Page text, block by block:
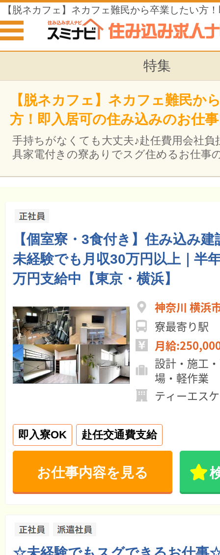
【脱ネカフェ】ネカフェ難民から卒業したい方
込みのお仕事
特集
【脱ネカフェ】ネカフェ難民か
方！即入居可の住み込みのお仕事
手持ちがなくても大丈夫♪赴任費用会社負
具家電付きの寮ありでスグ住めるお仕事
【個室寮・3食付き】住み込み
未経験でも月収30万円以上｜半
万円支給中【東京・横浜】
神奈川 横浜
寮最寄り駅
月給
設計・施工
場・軽作業
ティーエス
即入寮OK 赴任交通費支給
お仕事内容を見る